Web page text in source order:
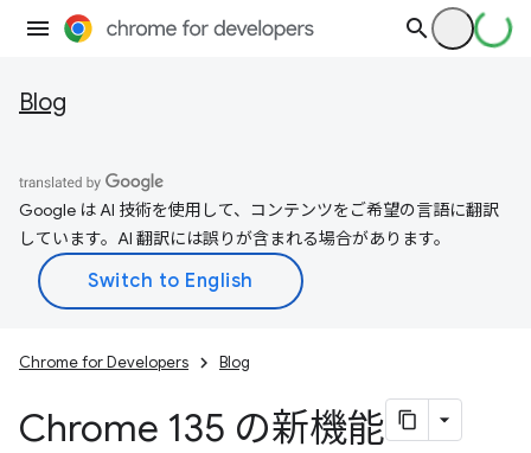
Blog
Google は AI 技術を使用して、コンテンツをご希望の言語に翻訳
しています。AI 翻訳には誤りが含まれる場合があります。
Chrome for Developers Blog
Chrome 135 の新機能